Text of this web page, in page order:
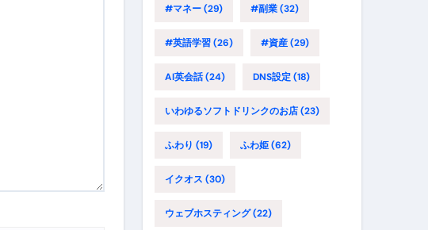
#マネー(29) #副業(32)
#英語学習(26) #資産(29)
AI英会話(24) DNS設定(18)
いわゆるソフトドリンクのお店(23)
ふわり (19) ふわ姫(62)
イクオス (30)
ウェブホスティング(22)